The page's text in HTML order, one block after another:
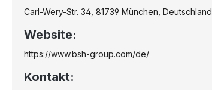
Carl-Wery-Str. 34, 81739 München, Deutschland
Website:
https://www.bsh-group.com/de/
Kontakt: